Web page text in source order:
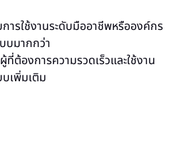
การใช้งานระดับมืออาชีพหรือองค์กร
บมากกว่า
ต้องการความรวดเร็วและใช้งาน
เพิ่มเติม